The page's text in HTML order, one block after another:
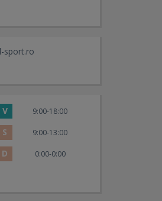
sport.ro
V 9:00-18:00
S 9:00-13:00
D 0:00-0:00